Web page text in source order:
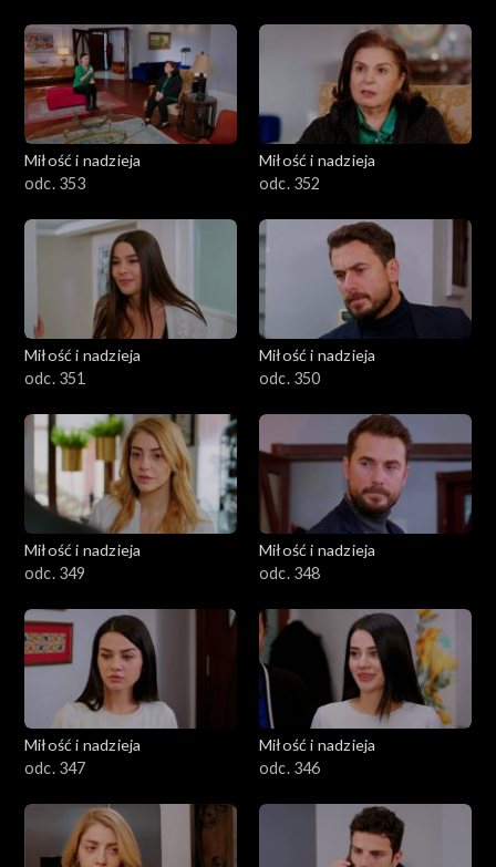
Miłość i nadzieja
odc. 353
Miłość i nadzieja
odc. 352
Miłość i nadzieja
odc. 351
Miłość i nadzieja
odc. 350
Miłość i nadzieja
odc. 349
Miłość i nadzieja
odc. 348
Miłość i nadzieja
odc. 347
Miłość i nadzieja
odc. 346